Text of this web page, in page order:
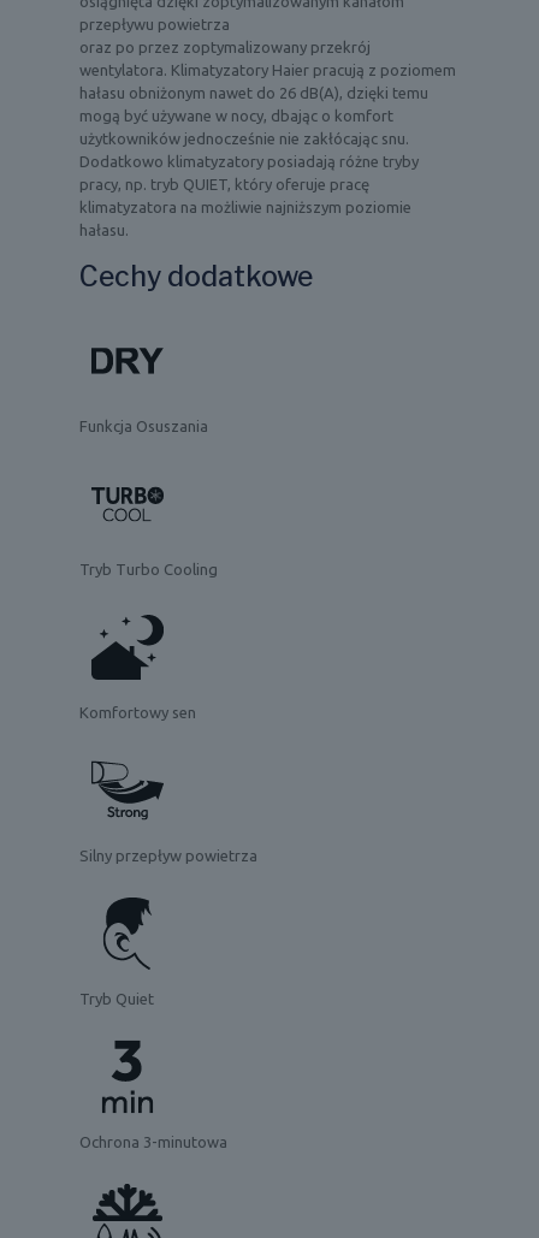
przepływu powietrza
oraz po przez zoptymalizowany przekrój
wentylatora. Klimatyzatory Haier pracują z poziomem
hałasu obniżonym nawet do 26 dB(A), dzięki temu
mogą być używane w nocy, dbając o komfort
użytkowników jednocześnie nie zakłócając snu.
Dodatkowo klimatyzatory posiadają różne tryby
pracy, np. tryb QUIET, który oferuje pracę
klimatyzatora na możliwie najniższym poziomie
hałasu.
Cechy dodatkowe
Funkcja Osuszania
Tryb Turbo Cooling
Komfortowy sen
Silny przepływ powietrza
Tryb Quiet
Ochrona 3-minutowa